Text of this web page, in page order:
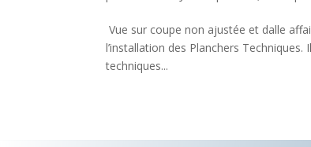
Vue sur coupe non ajustée et dalle
l’installation des Planchers
techniques...